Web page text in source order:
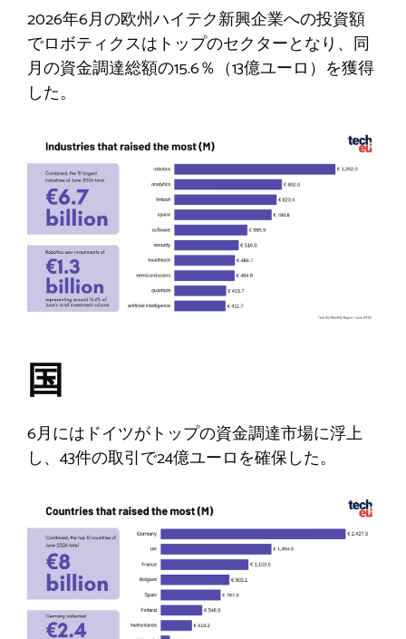
2026年6月の欧州ハイテク新興企業への投資額
でロボティクスはトップのセクターとなり、同
月の資金調達総額の15.6％（13億ユーロ）を獲得
した。
国
6月にはドイツがトップの資金調達市場に浮上
し、43件の取引で24億ユーロを確保した。